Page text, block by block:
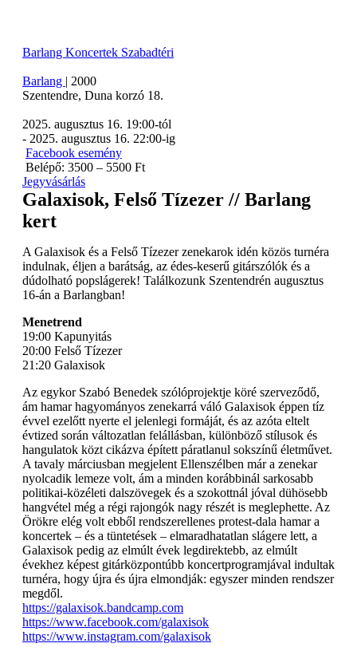
Barlang Koncertek Szabadtéri
Barlang | 2000
Szentendre, Duna korzó 18.
2025. augusztus 16. 19:00-tól
- 2025. augusztus 16. 22:00-ig
Facebook esemény
Belépő: 3500 – 5500 Ft
Jegyvásárlás
Galaxisok, Felső Tízezer // Barlang
kert
A Galaxisok és a Felső Tízezer zenekarok idén közös turnéra
indulnak, éljen a barátság, az édes-keserű gitárszólók és a
dúdolható popslágerek! Találkozunk Szentendrén augusztus
16-án a Barlangban!
Menetrend
19:00 Kapunyitás
20:00 Felső Tízezer
21:20 Galaxisok
Az egykor Szabó Benedek szólóprojektje köré szerveződő,
ám hamar hagyományos zenekarrá váló Galaxisok éppen tíz
évvel ezelőtt nyerte el jelenlegi formáját, és az azóta eltelt
évtized során változatlan felállásban, különböző stílusok és
hangulatok közt cikázva épített páratlanul sokszínű életművet.
A tavaly márciusban megjelent Ellenszélben már a zenekar
nyolcadik lemeze volt, ám a minden korábbinál sarkosabb
politikai-közéleti dalszövegek és a szokottnál jóval dühösebb
hangvétel még a régi rajongók nagy részét is meglephette. Az
Örökre elég volt ebből rendszerellenes protest-dala hamar a
koncertek – és a tüntetések – elmaradhatatlan slágere lett, a
Galaxisok pedig az elmúlt évek legdirektebb, az elmúlt
évekhez képest gitárközpontúbb koncertprogramjával indultak
turnéra, hogy újra és újra elmondják: egyszer minden rendszer
megdől.
https://galaxisok.bandcamp.com
https://www.facebook.com/galaxisok
https://www.instagram.com/galaxisok